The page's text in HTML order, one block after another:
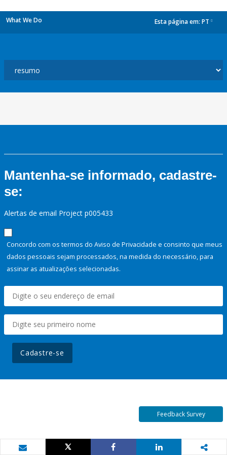
What We Do Esta página em: PT
Mantenha-se informado, cadastre-
se:
Alertas de email Project p005433
Concordo com os termos do Aviso de Privacidade e consinto que meus
dados pessoais sejam processados, na medida do necessário, para
assinar as atualizações selecionadas.
Cadastre-se
Feedback Survey